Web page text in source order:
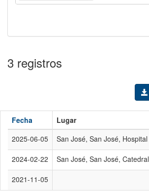
3 registros
Fecha Lugar
2025-06-05
San José, San José, Hospital
2024-02-22 San José, San José, Catedral
2021-11-05